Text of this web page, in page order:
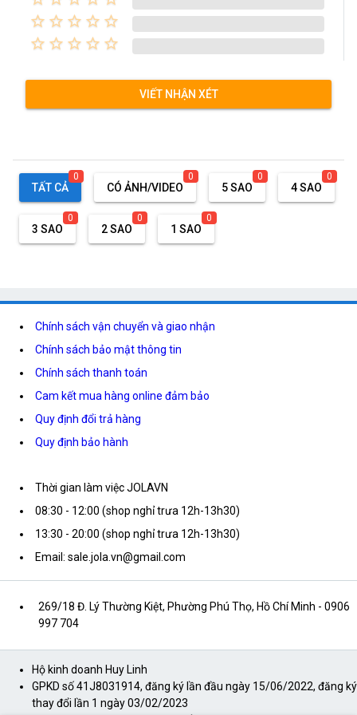
star_border star_border star_border star_border star_border
star_border star_border star_border star_border star_border
VIẾT NHẬN XÉT
TẤT CẢ
0
CÓ ẢNH/VIDEO
0
5 SAO
0
4 SAO
0
3 SAO
0
2 SAO
0
1 SAO
0
Chính sách vận chuyển và giao nhận
Chính sách bảo mật thông tin
Chính sách thanh toán
Cam kết mua hàng online đảm bảo
Quy định đổi trả hàng
Quy định bảo hành
Thời gian làm việc JOLAVN
08:30 - 12:00 (shop nghỉ trưa 12h-13h30)
13:30 - 20:00 (shop nghỉ trưa 12h-13h30)
Email: sale.jola.vn@gmail.com
269/18 Đ. Lý Thường Kiệt, Phường Phú Thọ, Hồ Chí Minh - 0906
997 704
Hộ kinh doanh Huy Linh
GPKD số 41J8031914, đăng ký lần đầu ngày 15/06/2022, đăng ký
thay đổi lần 1 ngày 03/02/2023